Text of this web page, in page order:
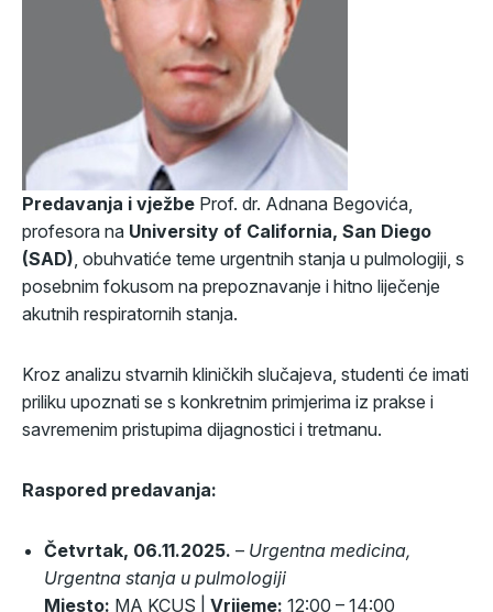
Predavanja i vježbe Prof. dr. Adnana Begovića,
profesora na University of California, San Diego
(SAD), obuhvatiće teme urgentnih stanja u pulmologiji, s
posebnim fokusom na prepoznavanje i hitno liječenje
akutnih respiratornih stanja.
Kroz analizu stvarnih kliničkih slučajeva, studenti će imati
priliku upoznati se s konkretnim primjerima iz prakse i
savremenim pristupima dijagnostici i tretmanu.
Raspored predavanja:
Četvrtak, 06.11.2025. – Urgentna medicina,
Urgentna stanja u pulmologiji
Mjesto: MA KCUS | Vrijeme: 12:00 – 14:00